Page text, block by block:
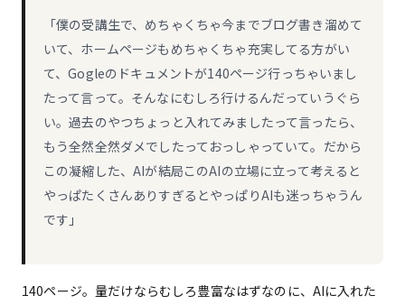
「僕の受講生で、めちゃくちゃ今までブログ書き溜めて
いて、ホームページもめちゃくちゃ充実してる方がい
て、Gogleのドキュメントが140ページ行っちゃいまし
たって言って。そんなにむしろ行けるんだっていうぐら
い。過去のやつちょっと入れてみましたって言ったら、
もう全然全然ダメでしたっておっしゃっていて。だから
この凝縮した、AIが結局このAIの立場に立って考えると
やっぱたくさんありすぎるとやっぱりAIも迷っちゃうん
です」
140ページ。量だけならむしろ豊富なはずなのに、AIに入れた